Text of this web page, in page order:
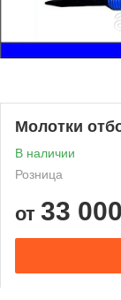
Молотки
В наличии
Розница
от 33 000